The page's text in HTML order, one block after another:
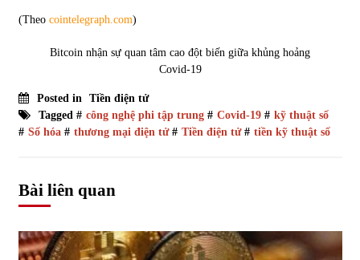
(Theo cointelegraph.com)
Bitcoin nhận sự quan tâm cao đột biến giữa khủng hoảng
Covid-19
Posted in
Tiền điện tử
Tagged # công nghệ phi tập trung# Covid-19# kỹ thuật số
# Số hóa# thương mại điện tử# Tiền điện tử# tiền kỹ thuật số
Bài liên quan